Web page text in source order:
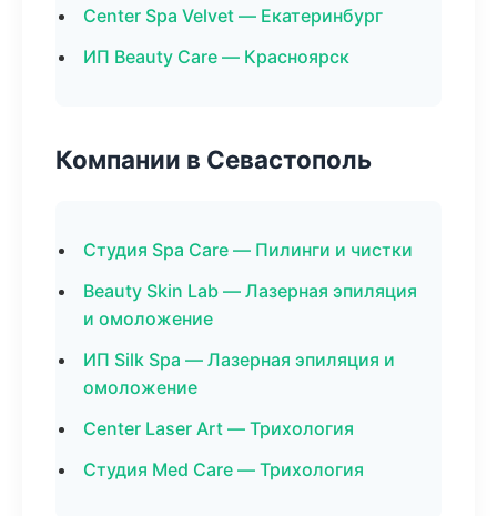
Center Spa Velvet — Екатеринбург
ИП Beauty Care — Красноярск
Компании в Севастополь
Студия Spa Care — Пилинги и чистки
Beauty Skin Lab — Лазерная эпиляция
и омоложение
ИП Silk Spa — Лазерная эпиляция и
омоложение
Center Laser Art — Трихология
Студия Med Care — Трихология